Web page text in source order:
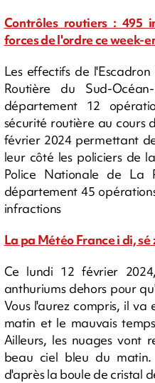
Contrôles routiers : 495
forces de l'ordre ce week-
Les effectifs de
Routière du Sud-
département 12
sécurité routière au cours
février 2024 permettant
leur côté les policiers de
Police Nationale de La
département 45
infractions
La pa Météo France i di,
Ce lundi 12 février
anthuriums dehors pour
Vous l'aurez compris, il va
matin et le mauvais
Ailleurs, les nuages vont
beau ciel bleu du
d'après la boule de cristal